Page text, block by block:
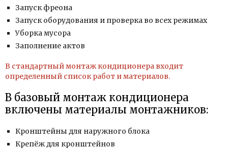
Запуск фреона
Запуск оборудования и проверка во всех режимах
Уборка мусора
Заполнение актов
В стандартный монтаж кондиционера входит
определенный список работ и материалов.
В базовый монтаж кондиционера
включены материалы монтажников:
Кронштейны для наружного блока
Крепёж для кронштейнов